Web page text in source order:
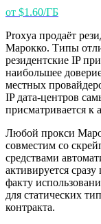
от $1.60/ГБ
Proxya продаёт
Марокко. Типы
резидентские IP
наибольшее
местных
IP дата-центров
присматривается к
Любой прокси
совместим со
средствами
активируется
факту
для статических
контракта.